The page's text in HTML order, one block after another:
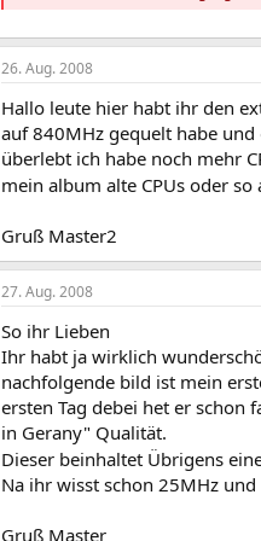
26. Aug. 2008
Hallo leute hier habt ihr den
auf 840MHz gequelt habe
überlebt ich habe noch mehr
mein album alte CPUs oder
Gruß Master2
27. Aug. 2008
So ihr Lieben
Ihr habt ja wirklich
nachfolgende bild ist mein
ersten Tag debei het er schon
in Gerany" Qualität.
Dieser beinhaltet Übrigens
Na ihr wisst schon 25MHz und
Gruß Master